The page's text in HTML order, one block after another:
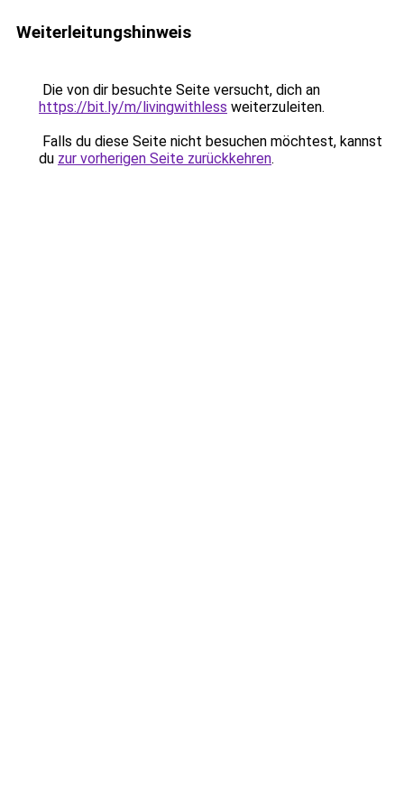
Weiterleitungshinweis
Die von dir besuchte Seite versucht, dich an
https://bit.ly/m/livingwithless weiterzuleiten.
Falls du diese Seite nicht besuchen möchtest, kannst
du zur vorherigen Seite zurückkehren.